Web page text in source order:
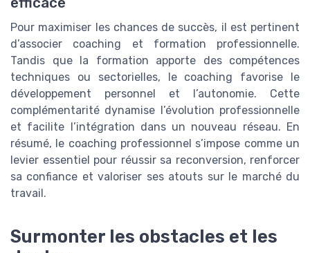
Pour maximiser les chances de succès, il est pertinent
d’associer coaching et formation professionnelle.
Tandis que la formation apporte des compétences
techniques ou sectorielles, le coaching favorise le
développement personnel et l’autonomie. Cette
complémentarité dynamise l’évolution professionnelle
et facilite l’intégration dans un nouveau réseau. En
résumé, le coaching professionnel s’impose comme un
levier essentiel pour réussir sa reconversion, renforcer
sa confiance et valoriser ses atouts sur le marché du
travail.
Surmonter les obstacles et les